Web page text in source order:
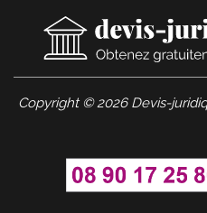
Copyright © 2026 Devis-